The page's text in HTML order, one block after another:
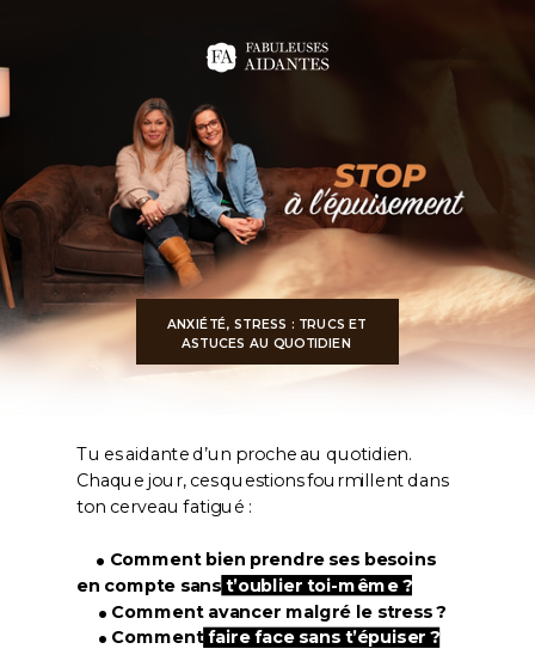
Tu es aidante d’un proche au quotidien.
Chaque jour, ces questions fourmillent dans
ton cerveau fatigué :
. Comment bien prendre ses besoins
en compte sans t’oublier toi-même ?
. Comment avancer malgré le stress ?
. Comment faire face sans t’épuiser ?
ANXIÉTÉ, STRESS : TRUCS ET
ASTUCES AU QUOTIDIEN